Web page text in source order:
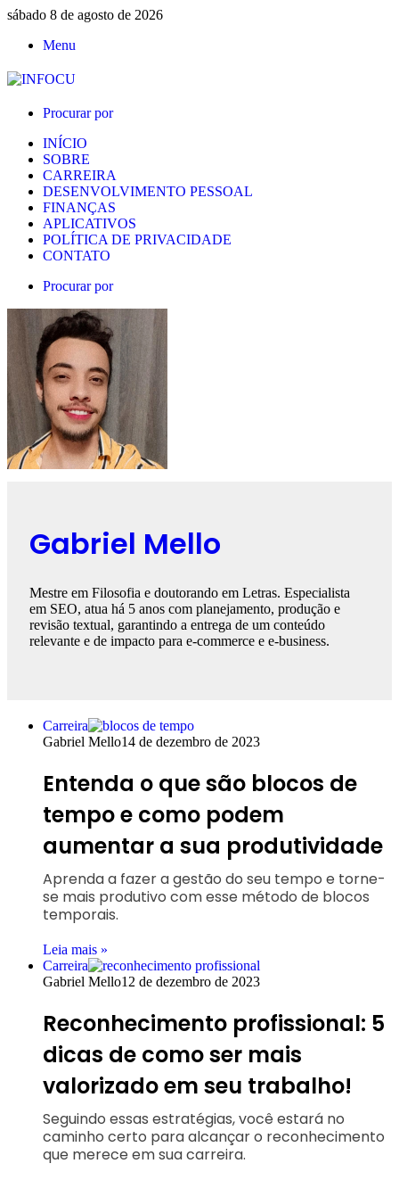
sábado 8 de agosto de 2026
Menu
Procurar por
INÍCIO
SOBRE
CARREIRA
DESENVOLVIMENTO PESSOAL
FINANÇAS
APLICATIVOS
POLÍTICA DE PRIVACIDADE
CONTATO
Procurar por
Gabriel Mello
Mestre em Filosofia e doutorando em Letras. Especialista
em SEO, atua há 5 anos com planejamento, produção e
revisão textual, garantindo a entrega de um conteúdo
relevante e de impacto para e-commerce e e-business.
Carreira
Gabriel Mello14 de dezembro de 2023
Entenda o que são blocos de
tempo e como podem
aumentar a sua produtividade
Aprenda a fazer a gestão do seu tempo e torne-
se mais produtivo com esse método de blocos
temporais.
Leia mais »
Carreira
Gabriel Mello12 de dezembro de 2023
Reconhecimento profissional: 5
dicas de como ser mais
valorizado em seu trabalho!
Seguindo essas estratégias, você estará no
caminho certo para alcançar o reconhecimento
que merece em sua carreira.